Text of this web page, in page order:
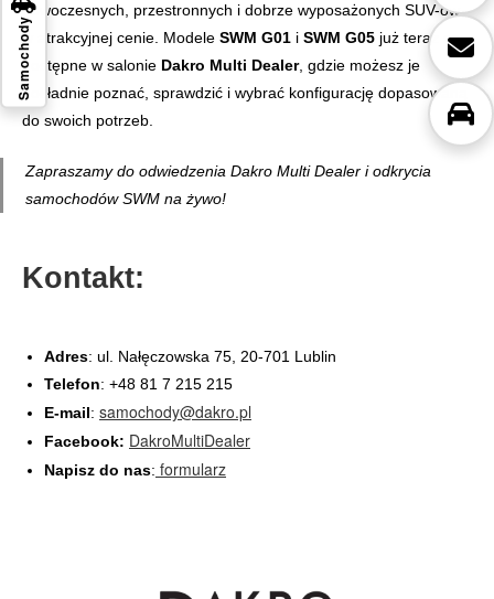
nowoczesnych, przestronnych i dobrze wyposażonych SUV-ów
w atrakcyjnej cenie. Modele SWM G01 i SWM G05 już teraz są
dostępne w salonie Dakro Multi Dealer, gdzie możesz je
dokładnie poznać, sprawdzić i wybrać konfigurację dopasowaną
do swoich potrzeb.
Zapraszamy do odwiedzenia Dakro Multi Dealer i odkrycia
samochodów SWM na żywo!
Kontakt:
Adres: ul. Nałęczowska 75, 20-701 Lublin
Telefon: +48 81 7 215 215
E-mail: samochody@dakro.pl
Facebook: DakroMultiDealer
Napisz do nas: formularz
Samochody